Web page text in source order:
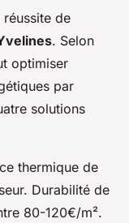
de
. Selon
optimiser
par
solutions
thermique de
Durabilité de
80-120€/m².